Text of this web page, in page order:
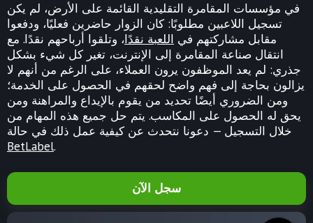
في مؤسسات المقامرة التقليدية القائمة على الأرض، لم يكن
تسجيل اللاعبين مطلوبًا: كان الزوار حاضرين فعليًا، ودفعوا
مقابل مشاركتهم في اللعبة نقدًا، وتلقوا أرباحهم نقدًا. مع
انتقال صناعة المقامرة إلى الإنترنت، تغير كل شيء بشكل
جذري: لم يعد الموظفون يرون العملاء، على الرغم من أنهم لا
يزالون بحاجة إلى فهم واضح لحقهم في الحصول على الخدمة؛
ومن الضروري أيضًا تحديد من يقوم بالإيداع والمراهنة ومن
يحق له الحصول على المكاسب. يتم حل جميع هذه المهام من
خلال التسجيل — دعونا نتحدث عن كيفية عمل ذلك في حالة
BetLabel.
سجل الآن